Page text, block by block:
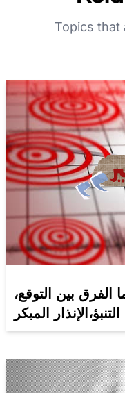
Topics that
الفرق بين التوقع،
التنبؤ،الإنذار المبكر